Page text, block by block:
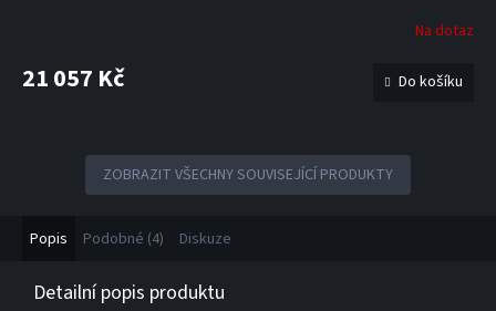
Na dotaz
21 057 Kč Do košíku
ZOBRAZIT VŠECHNY SOUVISEJÍCÍ PRODUKTY
Popis Podobné (4) Diskuze
Detailní popis produktu